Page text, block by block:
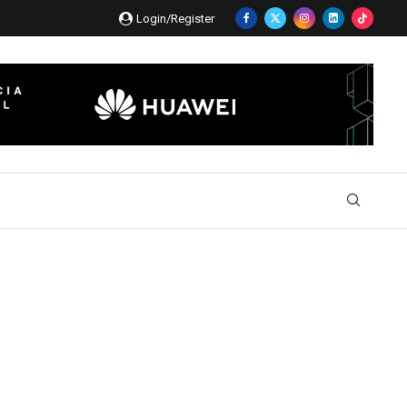
Login/Register